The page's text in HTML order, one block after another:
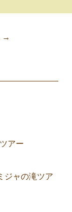
アー
ジャの滝ツア
→